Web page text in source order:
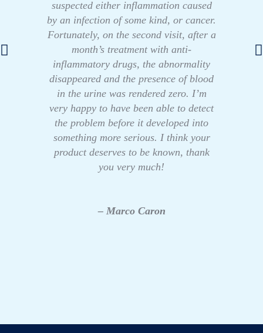
suspected either inflammation caused
by an infection of some kind, or cancer.
Fortunately, on the second visit, after a
month’s treatment with anti-
inflammatory drugs, the abnormality
disappeared and the presence of blood
in the urine was rendered zero. I’m
very happy to have been able to detect
the problem before it developed into
something more serious. I think your
product deserves to be known, thank
you very much!
– Marco Caron